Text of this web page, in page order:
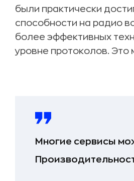
были практически
способности на радио
более эффективных
уровне протоколов. Это
Многие сервисы